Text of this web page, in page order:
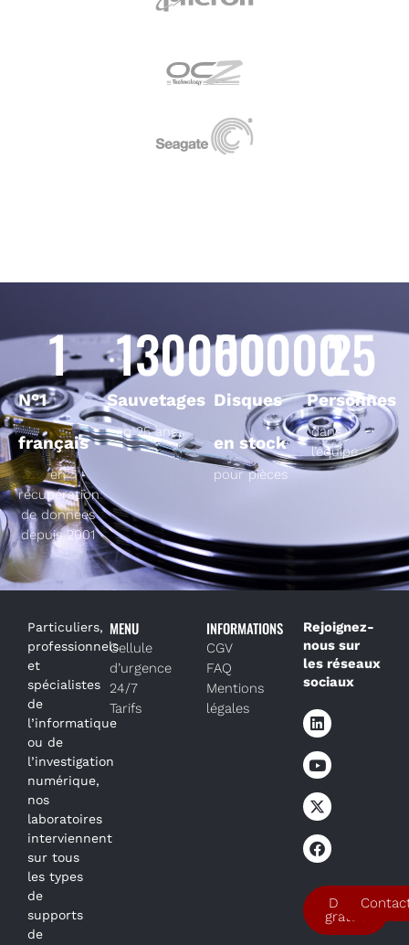
N°1
français
1
en
récupération
de données
depuis 2001
Sauvetages
130000
en 25 ans
Disques
en stock
50000
pour pièces
Personnes
25
dans
l’équipe
Particuliers,
professionnels
et
spécialistes
de
l’informatique
ou de
l’investigation
numérique,
nos
laboratoires
interviennent
sur tous
les types
de
supports
de
MENU
Cellule
d’urgence
24/7
Tarifs
INFORMATIONS
CGV
FAQ
Mentions
légales
Rejoignez-
nous sur
les réseaux
sociaux
Devis
gratuit